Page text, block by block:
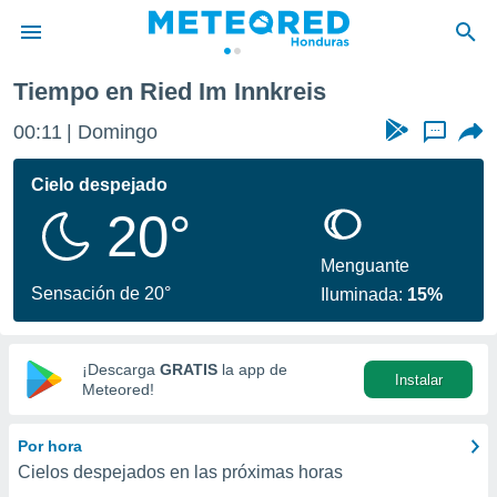
de
ha sido
calidad.
a este
las
y
digital
basada
Tiempo en Ried Im Innkreis
00:11 Domingo ...
Cielo despejado
20°
Sensación de 20°
Menguante
Iluminada: 15%
¡Descarga GRATIS la app de
Meteored!
Instalar
Por hora
Cielos despejados en las próximas horas